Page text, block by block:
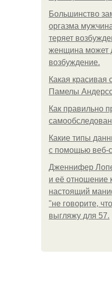
Большинство
оргазма
теряет
женщина может
возбуждение.
Какая красивая
Памелы
Как правильно
Какие типы
с помощью веб-
Дженнифер
и её отношение
настоящий
"не говорите,
выгляжу для 57.